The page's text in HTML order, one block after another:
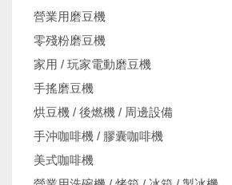
營業用磨豆機
零殘粉磨豆機
家用 / 玩家電動磨豆機
手搖磨豆機
烘豆機 / 後燃機 / 周邊設備
手沖咖啡機 / 膠囊咖啡機
美式咖啡機